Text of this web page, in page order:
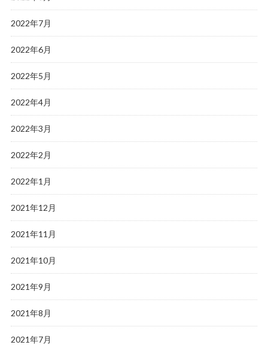
2022年7月
2022年6月
2022年5月
2022年4月
2022年3月
2022年2月
2022年1月
2021年12月
2021年11月
2021年10月
2021年9月
2021年8月
2021年7月